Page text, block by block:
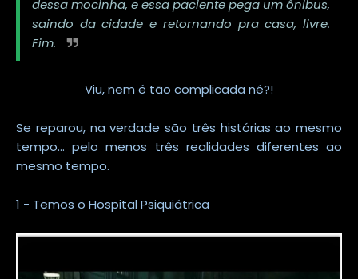
dessa mocinha, e essa paciente pega um ônibus,
saindo da cidade e retornando pra casa, livre.
Fim.
Viu, nem é tão complicada né?!
Se reparou, na verdade são três histórias ao mesmo
tempo... pelo menos três realidades diferentes ao
mesmo tempo.
1 - Temos o Hospital Psiquiátrica